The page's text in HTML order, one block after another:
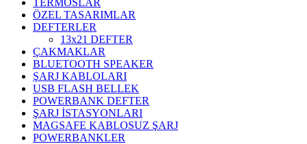
TERMOSLAR
ÖZEL TASARIMLAR
DEFTERLER
13x21 DEFTER
ÇAKMAKLAR
BLUETOOTH SPEAKER
ŞARJ KABLOLARI
USB FLASH BELLEK
POWERBANK DEFTER
ŞARJ İSTASYONLARI
MAGSAFE KABLOSUZ ŞARJ
POWERBANKLER